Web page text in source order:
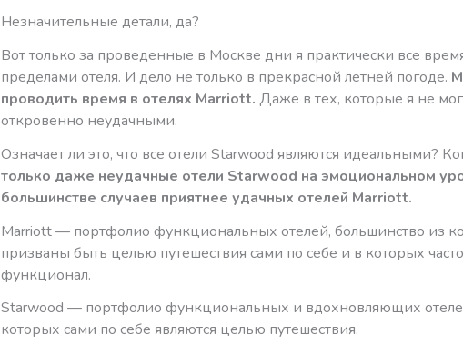
Незначительные детали, да?
Вот только за проведенные в Москве дни я практически все
пределами отеля. И дело не только в прекрасной летней погоде.
проводить время в отелях Marriott. Даже в тех, которые я не
откровенно неудачными.
Означает ли это, что все отели Starwood являются идеальными?
только даже неудачные отели Starwood на эмоциональном
большинстве случаев приятнее удачных отелей Marriott.
Marriott — портфолио функциональных отелей, большинство из
призваны быть целью путешествия сами по себе и в которых
функционал.
Starwood — портфолио функциональных и вдохновляющих
которых сами по себе являются целью путешествия.